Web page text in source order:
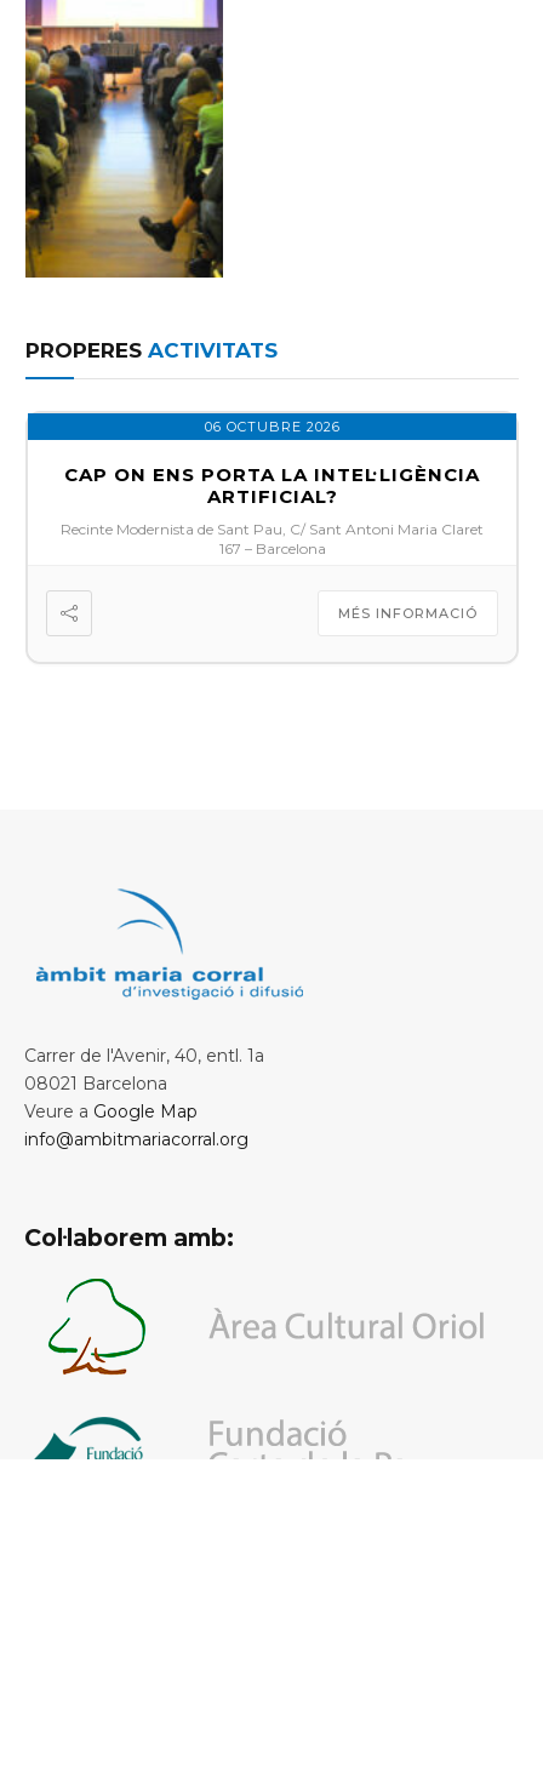
PROPERES ACTIVITATS
06 OCTUBRE 2026
CAP ON ENS PORTA LA INTEL·LIGÈNCIA
ARTIFICIAL?
Recinte Modernista de Sant Pau, C/ Sant Antoni Maria Claret
167 – Barcelona
MÉS INFORMACIÓ
Carrer de l'Avenir, 40, entl. 1a
08021 Barcelona
Veure a Google Map
info@ambitmariacorral.org
Col·laborem amb: